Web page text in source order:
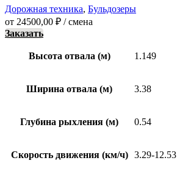
Дорожная техника, Бульдозеры
от 24500,00 ₽ / смена
Заказать
Высота отвала (м) 1.149
Ширина отвала (м) 3.38
Глубина рыхления (м) 0.54
Скорость движения (км/ч) 3.29-12.53